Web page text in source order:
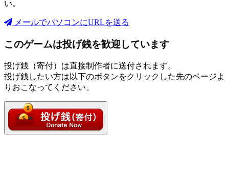
い。
メールでパソコンにURLを送る
このゲームは投げ銭を歓迎しています
投げ銭（寄付）は直接制作者に送付されます。
投げ銭したい方は以下のボタンをクリックした先のページよ
りおこなってください。